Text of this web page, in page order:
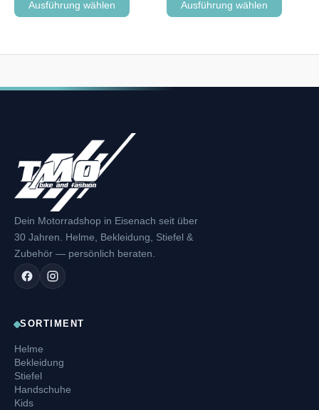
Ausführung wählen Ausführung wählen
Dein Motorradshop in Eisenach seit über
30 Jahren. Helme, Bekleidung, Stiefel &
Zubehör — persönlich beraten.
SORTIMENT
Helme
Bekleidung
Stiefel
Handschuhe
Kids